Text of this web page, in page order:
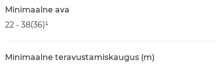
Minimaalne ava
22 - 38(36)¹
Minimaalne teravustamiskaugus (m)